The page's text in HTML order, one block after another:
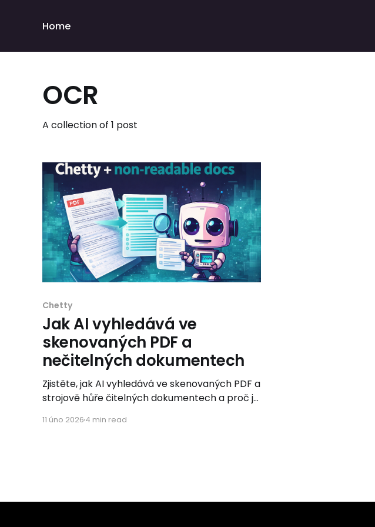
Home
OCR
A collection of 1 post
Chetty
Jak AI vyhledává ve
skenovaných PDF a
nečitelných dokumentech
Zjistěte, jak AI vyhledává ve skenovaných PDF a
strojově hůře čitelných dokumentech a proč je
11 úno 2026 4 min read